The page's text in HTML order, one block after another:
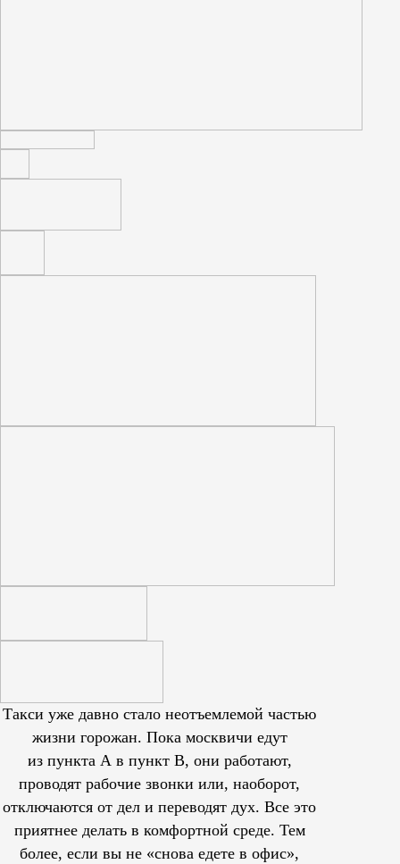
Такси уже давно стало неотъемлемой частью
жизни горожан. Пока москвичи едут
из пункта А в пункт В, они работают,
проводят рабочие звонки или, наоборот,
отключаются от дел и переводят дух. Все это
приятнее делать в комфортной среде. Тем
более, если вы не «снова едете в офис»,